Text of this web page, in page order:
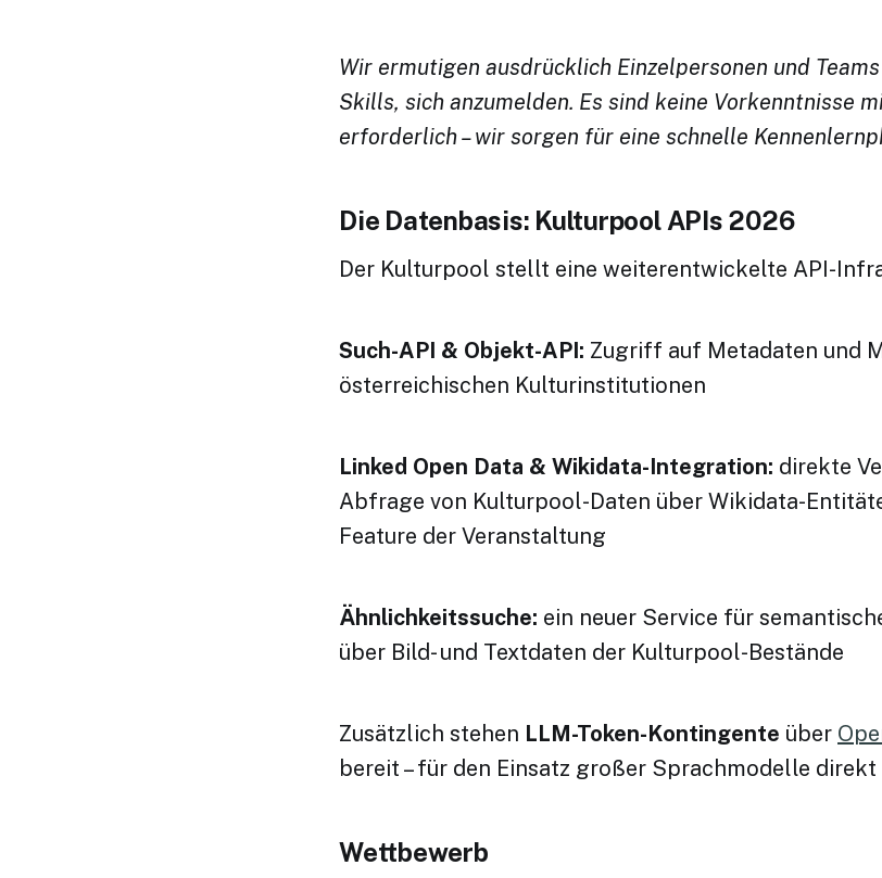
Wir ermutigen ausdrücklich Einzelpersonen und
Skills, sich anzumelden. Es sind keine Vorkenntnisse
erforderlich – wir sorgen für eine schnelle
Die Datenbasis: Kulturpool APIs 2026
Der Kulturpool stellt eine weiterentwickelte API-
Such-API & Objekt-API: Zugriff auf Metadaten und
österreichischen Kulturinstitutionen
Linked Open Data & Wikidata-Integration: direkte
Abfrage von Kulturpool-Daten über Wikidata-
Feature der Veranstaltung
Ähnlichkeitssuche: ein neuer Service für
über Bild- und Textdaten der Kulturpool-Bestände
Zusätzlich stehen LLM-Token-Kontingente über
bereit – für den Einsatz großer Sprachmodelle
Wettbewerb